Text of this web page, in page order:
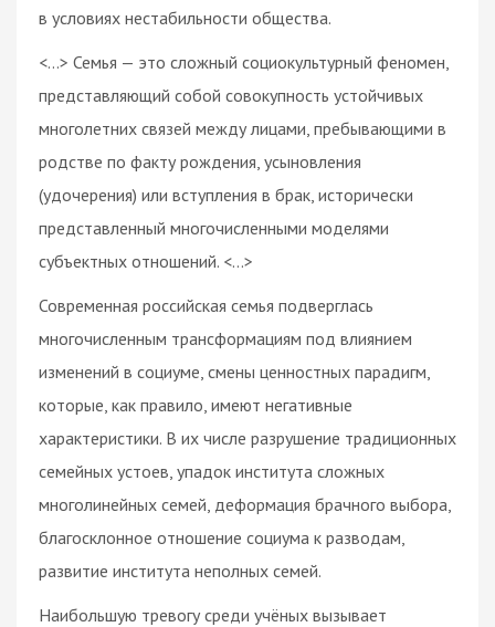
в условиях нестабильности общества.
<…> Семья — это сложный социокультурный феномен,
представляющий собой совокупность устойчивых
многолетних связей между лицами, пребывающими в
родстве по факту рождения, усыновления
(удочерения) или вступления в брак, исторически
представленный многочисленными моделями
субъектных отношений. <…>
Современная российская семья подверглась
многочисленным трансформациям под влиянием
изменений в социуме, смены ценностных парадигм,
которые, как правило, имеют негативные
характеристики. В их числе разрушение традиционных
семейных устоев, упадок института сложных
многолинейных семей, деформация брачного выбора,
благосклонное отношение социума к разводам,
развитие института неполных семей.
Наибольшую тревогу среди учёных вызывает